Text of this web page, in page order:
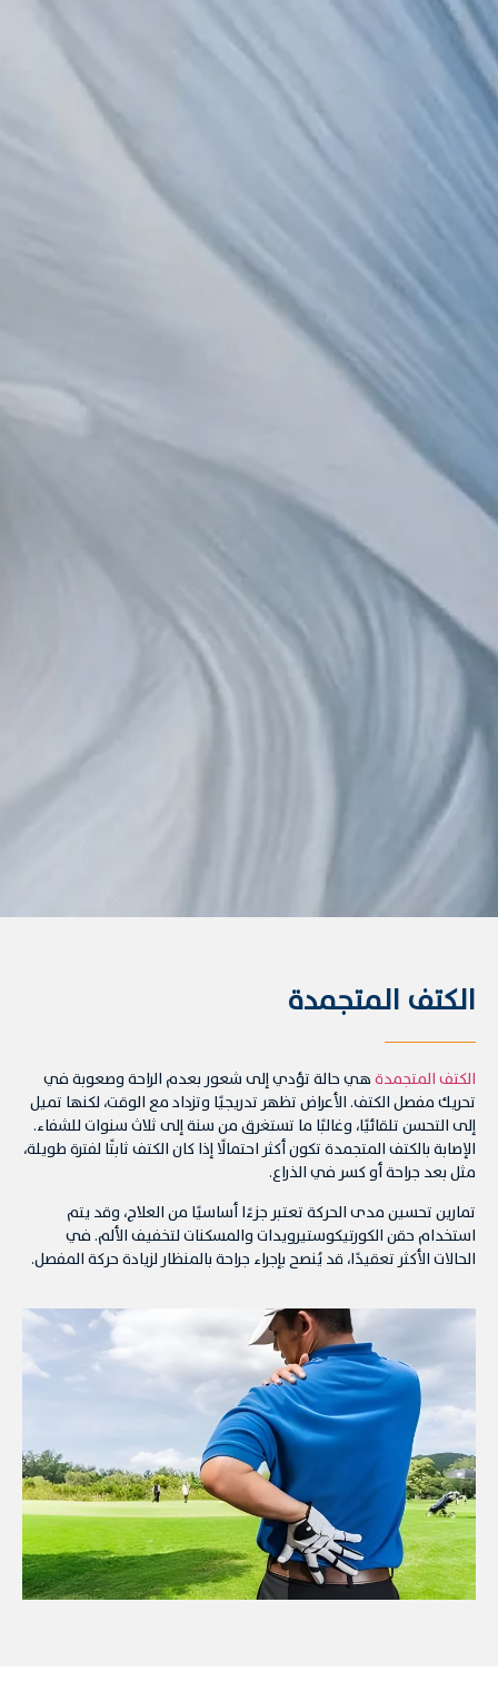
الكتف المتجمدة
الكتف المتجمدةهي حالة تؤدي إلى شعور بعدم الراحة وصعوبة في
تحريك مفصل الكتف. الأعراض تظهر تدريجيًا وتزداد مع الوقت، لكنها تميل
إلى التحسن تلقائيًا، وغالبًا ما تستغرق من سنة إلى ثلاث سنوات للشفاء.
الإصابة بالكتف المتجمدة تكون أكثر احتمالًا إذا كان الكتف ثابتًا لفترة طويلة،
مثل بعد جراحة أو كسر في الذراع.
تمارين تحسين مدى الحركة تعتبر جزءًا أساسيًا من العلاج، وقد يتم
استخدام حقن الكورتيكوستيرويدات والمسكنات لتخفيف الألم. في
الحالات الأكثر تعقيدًا، قد يُنصح بإجراء جراحة بالمنظار لزيادة حركة المفصل.